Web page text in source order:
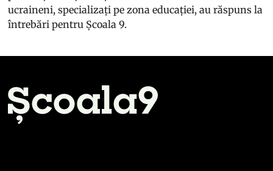
ucraineni, specializați pe zona educației, au răspuns la
întrebări pentru Școala 9.